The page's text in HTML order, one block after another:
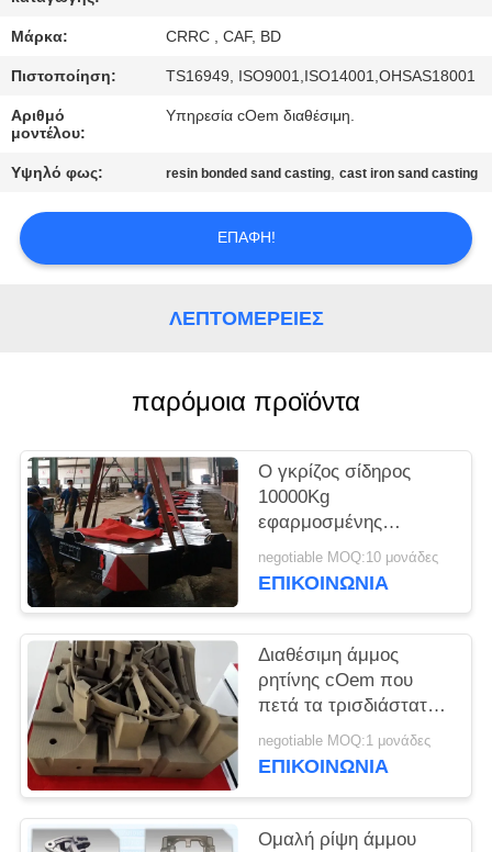
ΈΛΕΓΧΟΣ
ΜΑΣ
ΕΛΆΤΕ
ΣΕ
ΕΠΑΦΉ
ΜΕ
SITEMAP
PRIVACY
POLICY
Μάρκα: CRRC , CAF, BD
Πιστοποίηση: TS16949, ISO9001,ISO14001,OHSAS18001
Αριθμό
μοντέλου:
Υπηρεσία cOem διαθέσιμη.
Υψηλό φως: resin bonded sand casting,cast iron sand casting
ΕΠΑΦΉ!
ΛΕΠΤΟΜΈΡΕΙΕΣ
παρόμοια προϊόντα
Ο γκρίζος σίδηρος
10000Kg
εφαρμοσμένης
μηχανικής GG150
αντιμετωπίζει το
negotiable MOQ:10 μονάδες
ΕΠΙΚΟΙΝΩΝΊΑ
Διαθέσιμη άμμος
ρητίνης cOem που
πετά τα τρισδιάστατα
μέρη εκτύπωσης για
τα μηχανήματα
negotiable MOQ:1 μονάδες
ΕΠΙΚΟΙΝΩΝΊΑ
Ομαλή ρίψη άμμου